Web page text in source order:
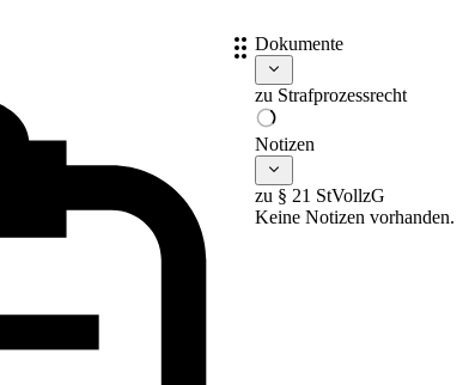
Dokumente
zu Strafprozessrecht
Notizen
zu § 21 StVollzG
Keine Notizen vorhanden.